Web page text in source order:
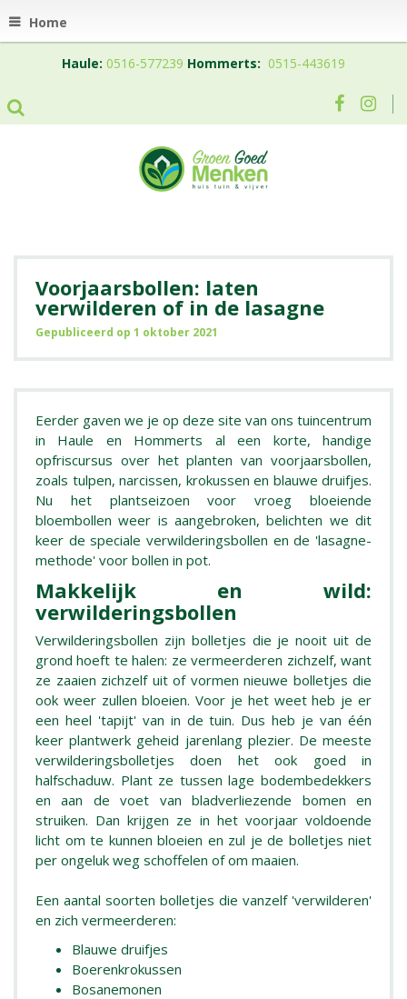
Home
Haule: 0516-577239 Hommerts: 0515-443619
Voorjaarsbollen: laten
verwilderen of in de lasagne
Gepubliceerd op 1 oktober 2021
Eerder gaven we je op deze site van ons tuincentrum
in Haule en Hommerts al een korte, handige
opfriscursus over het planten van voorjaarsbollen,
zoals tulpen, narcissen, krokussen en blauwe druifjes.
Nu het plantseizoen voor vroeg bloeiende
bloembollen weer is aangebroken, belichten we dit
keer de speciale verwilderingsbollen en de 'lasagne-
methode' voor bollen in pot.
Makkelijk en wild:
verwilderingsbollen
Verwilderingsbollen zijn bolletjes die je nooit uit de
grond hoeft te halen: ze vermeerderen zichzelf, want
ze zaaien zichzelf uit of vormen nieuwe bolletjes die
ook weer zullen bloeien. Voor je het weet heb je er
een heel 'tapijt' van in de tuin. Dus heb je van één
keer plantwerk geheid jarenlang plezier. De meeste
verwilderingsbolletjes doen het ook goed in
halfschaduw. Plant ze tussen lage bodembedekkers
en aan de voet van bladverliezende bomen en
struiken. Dan krijgen ze in het voorjaar voldoende
licht om te kunnen bloeien en zul je de bolletjes niet
per ongeluk weg schoffelen of om maaien.
Een aantal soorten bolletjes die vanzelf 'verwilderen'
en zich vermeerderen:
Blauwe druifjes
Boerenkrokussen
Bosanemonen